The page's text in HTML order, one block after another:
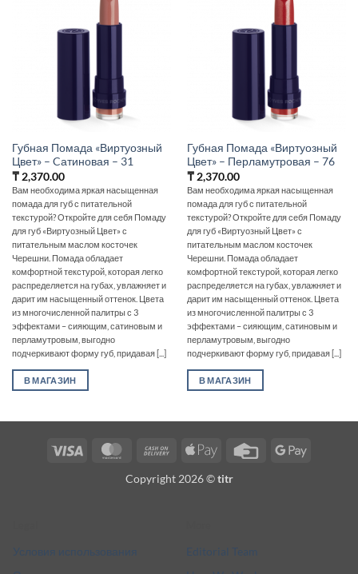
Губная Помада «Виртуозный
Цвет» – Cатиновая – 31
₸2,370.00
Вам необходима яркая насыщенная
помада для губ с питательной
текстурой? Откройте для себя Помаду
для губ «Виртуозный Цвет» с
питательным маслом косточек
Черешни. Помада обладает
комфортной текстурой, которая легко
распределяется на губах, увлажняет и
дарит им насыщенный оттенок. Цвета
из многочисленной палитры с 3
эффектами – сияющим, сатиновым и
перламутровым, выгодно
подчеркивают форму губ, придавая [...]
В МАГАЗИН
Губная Помада «Виртуозный
Цвет» – Перламутровая – 76
₸2,370.00
Вам необходима яркая насыщенная
помада для губ с питательной
текстурой? Откройте для себя Помаду
для губ «Виртуозный Цвет» с
питательным маслом косточек
Черешни. Помада обладает
комфортной текстурой, которая легко
распределяется на губах, увлажняет и
дарит им насыщенный оттенок. Цвета
из многочисленной палитры с 3
эффектами – сияющим, сатиновым и
перламутровым, выгодно
подчеркивают форму губ, придавая [...]
В МАГАЗИН
Visa MasterCardCash
Delivery
Apple
Credit
Google
Copyright 2026 ©titr
Условия использования
Editorial Team